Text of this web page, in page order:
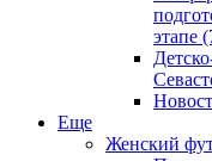
этапе
Еще
Женский